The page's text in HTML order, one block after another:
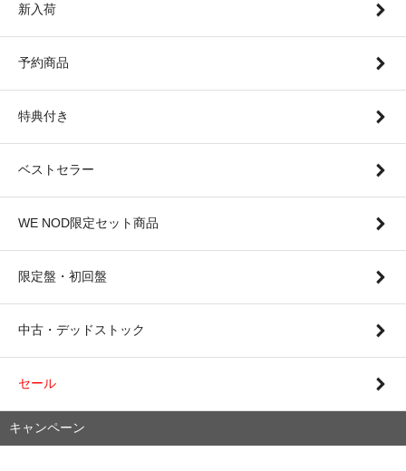
新入荷
予約商品
特典付き
ベストセラー
WE NOD限定セット商品
限定盤・初回盤
中古・デッドストック
セール
キャンペーン